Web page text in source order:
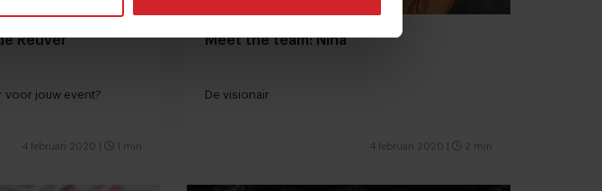
Reuver
voor jouw event?
4 februari 2020 1 min
Meet the team: Nina
De visionair
4 februari 2020 2 min